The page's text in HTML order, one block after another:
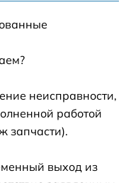
неисправности,
работой
запчасти).
выход из